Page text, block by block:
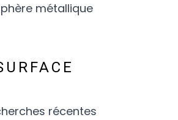
métallique
récentes